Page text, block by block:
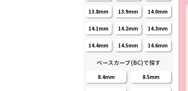
13.8mm 13.9mm 14.0mm
14.1mm 14.2mm 14.3mm
14.4mm 14.5mm 14.6mm
ベースカーブ(BC)で探す
8.4mm 8.5mm